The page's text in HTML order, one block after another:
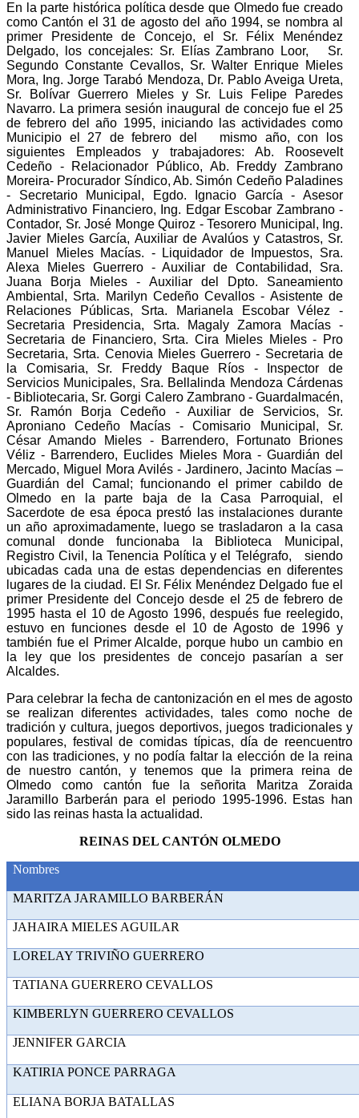
En la parte histórica política desde que Olmedo fue creado
como Cantón el 31 de agosto del año 1994, se nombra al
primer Presidente de Concejo, el Sr. Félix Menéndez
Delgado, los concejales: Sr. Elías Zambrano Loor, Sr.
Segundo Constante Cevallos, Sr. Walter Enrique Mieles
Mora, Ing. Jorge Tarabó Mendoza, Dr. Pablo Aveiga Ureta,
Sr. Bolívar Guerrero Mieles y Sr. Luis Felipe Paredes
Navarro. La primera sesión inaugural de concejo fue el 25
de febrero del año 1995, iniciando las actividades como
Municipio el 27 de febrero del mismo año, con los
siguientes Empleados y trabajadores: Ab. Roosevelt
Cedeño - Relacionador Público, Ab. Freddy Zambrano
Moreira- Procurador Síndico, Ab. Simón Cedeño Paladines
- Secretario Municipal, Egdo. Ignacio García - Asesor
Administrativo Financiero, Ing. Edgar Escobar Zambrano -
Contador, Sr. José Monge Quiroz - Tesorero Municipal, Ing.
Javier Mieles García, Auxiliar de Avalúos y Catastros, Sr.
Manuel Mieles Macías. - Liquidador de Impuestos, Sra.
Alexa Mieles Guerrero - Auxiliar de Contabilidad, Sra.
Juana Borja Mieles - Auxiliar del Dpto. Saneamiento
Ambiental, Srta. Marilyn Cedeño Cevallos - Asistente de
Relaciones Públicas, Srta. Marianela Escobar Vélez -
Secretaria Presidencia, Srta. Magaly Zamora Macías -
Secretaria de Financiero, Srta. Cira Mieles Mieles - Pro
Secretaria, Srta. Cenovia Mieles Guerrero - Secretaria de
la Comisaria, Sr. Freddy Baque Ríos - Inspector de
Servicios Municipales, Sra. Bellalinda Mendoza Cárdenas
- Bibliotecaria, Sr. Gorgi Calero Zambrano - Guardalmacén,
Sr. Ramón Borja Cedeño - Auxiliar de Servicios, Sr.
Aproniano Cedeño Macías - Comisario Municipal, Sr.
César Amando Mieles - Barrendero, Fortunato Briones
Véliz - Barrendero, Euclides Mieles Mora - Guardián del
Mercado, Miguel Mora Avilés - Jardinero, Jacinto Macías –
Guardián del Camal; funcionando el primer cabildo de
Olmedo en la parte baja de la Casa Parroquial, el
Sacerdote de esa época prestó las instalaciones durante
un año aproximadamente, luego se trasladaron a la casa
comunal donde funcionaba la Biblioteca Municipal,
Registro Civil, la Tenencia Política y el Telégrafo, siendo
ubicadas cada una de estas dependencias en diferentes
lugares de la ciudad. El Sr. Félix Menéndez Delgado fue el
primer Presidente del Concejo desde el 25 de febrero de
1995 hasta el 10 de Agosto 1996, después fue reelegido,
estuvo en funciones desde el 10 de Agosto de 1996 y
también fue el Primer Alcalde, porque hubo un cambio en
la ley que los presidentes de concejo pasarían a ser
Alcaldes.
Para celebrar la fecha de cantonización en el mes de agosto
se realizan diferentes actividades, tales como noche de
tradición y cultura, juegos deportivos, juegos tradicionales y
populares, festival de comidas típicas, día de reencuentro
con las tradiciones, y no podía faltar la elección de la reina
de nuestro cantón, y tenemos que la primera reina de
Olmedo como cantón fue la señorita Maritza Zoraida
Jaramillo Barberán para el periodo 1995-1996. Estas han
sido las reinas hasta la actualidad.
REINAS DEL CANTÓN OLMEDO
Nombres
MARITZA JARAMILLO
JAHAIRA MIELES
LORELAY TRIVIÑO
TATIANA GUERRERO
KIMBERLYN GUERRERO
JENNIFER
KATIRIA PONCE
ELIANA BORJA